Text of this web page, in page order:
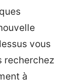
vous
recherchez
à